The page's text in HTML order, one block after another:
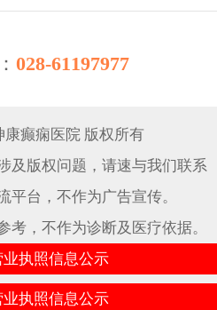
028-61197977
康癫痫医院 版权所有
及版权问题，请速与我们联系
平台，不作为广告宣传。
考，不作为诊断及医疗依据。
执照信息公示
业执照信息公示